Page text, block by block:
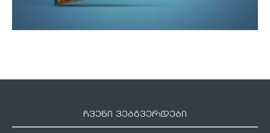
ჩვენი ვებგვერდები